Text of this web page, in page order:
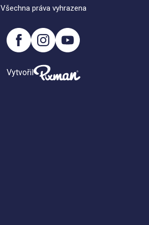
Všechna práva vyhrazena
Vytvořil